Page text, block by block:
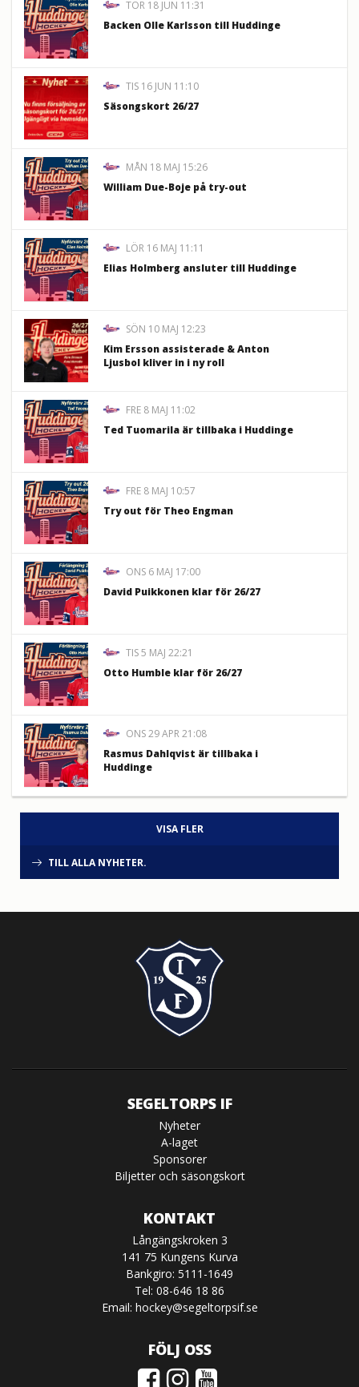
TOR 18 JUN 11:31
Backen Olle Karlsson till Huddinge
TIS 16 JUN 11:10
Säsongskort 26/27
MÅN 18 MAJ 15:26
William Due-Boje på try-out
LÖR 16 MAJ 11:11
Elias Holmberg ansluter till Huddinge
SÖN 10 MAJ 12:23
Kim Ersson assisterade & Anton
Ljusbol kliver in i ny roll
FRE 8 MAJ 11:02
Ted Tuomarila är tillbaka i Huddinge
FRE 8 MAJ 10:57
Try out för Theo Engman
ONS 6 MAJ 17:00
David Puikkonen klar för 26/27
TIS 5 MAJ 22:21
Otto Humble klar för 26/27
ONS 29 APR 21:08
Rasmus Dahlqvist är tillbaka i
Huddinge
VISA FLER
TILL ALLA NYHETER.
SEGELTORPS IF
Nyheter
A-laget
Sponsorer
Biljetter och säsongskort
KONTAKT
Långängskroken 3
141 75 Kungens Kurva
Bankgiro: 5111-1649
Tel: 08-646 18 86
Email: hockey@segeltorpsif.se
FÖLJ OSS